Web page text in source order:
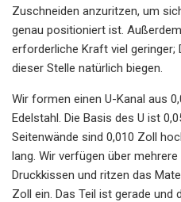
Zuschneiden anzuritzen, um
genau positioniert ist.
erforderliche Kraft viel
dieser Stelle natürlich biegen.
Wir formen einen U-Kanal aus
Edelstahl. Die Basis des U ist
Seitenwände sind 0,010 Zoll
lang. Wir verfügen über
Druckkissen und ritzen das
Zoll ein. Das Teil ist gerade und